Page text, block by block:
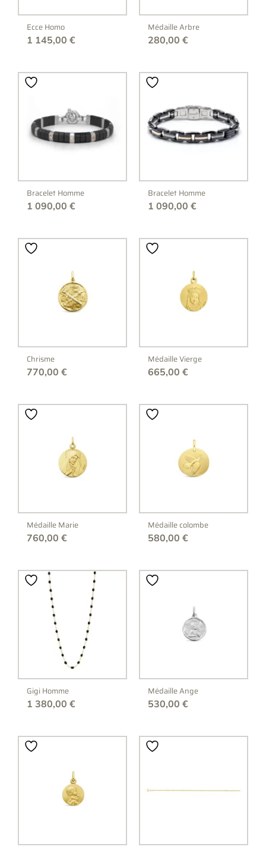
Ecce Homo
1 145,00 €
Médaille Arbre
280,00 €
Bracelet Homme
1 090,00 €
Bracelet Homme
1 090,00 €
Chrisme
770,00 €
Médaille Vierge
665,00 €
Médaille Marie
760,00 €
Médaille colombe
580,00 €
Gigi Homme
1 380,00 €
Médaille Ange
530,00 €